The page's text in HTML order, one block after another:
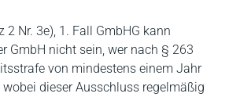
2 Nr. 3e), 1. Fall GmbHG kann
GmbH nicht sein, wer nach § 263
von mindestens einem Jahr
dieser Ausschluss regelmäßig